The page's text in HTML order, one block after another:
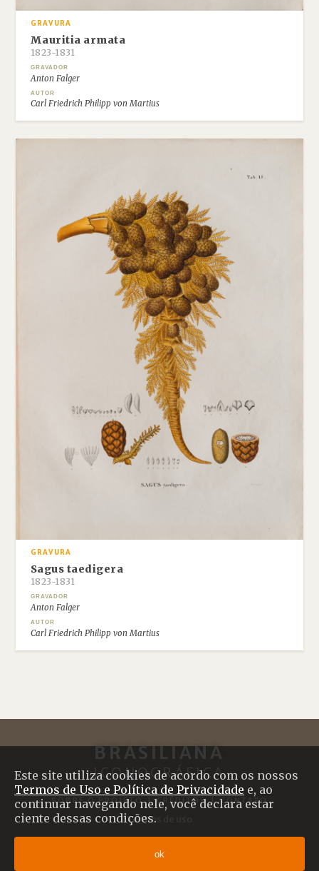
Este site utiliza cookies de acordo com os nossos
Termos de Uso e Política de Privacidade e, ao
continuar navegando nele, você declara estar
ciente dessas condições.
ok
GRAVURA
Mauritia armata
1823-1831
GRAVADOR
Anton Falger
AUTOR
Carl Friedrich Philipp von Martius
GRAVURA
Sagus taedigera
1823-1831
GRAVADOR
Anton Falger
AUTOR
Carl Friedrich Philipp von Martius
BRASILIANA
ICONOGRÁFICA
SOBRE O PROJETO| CRÉDITOS |CONTATO
Termos de uso
Desenvolvido comShiro